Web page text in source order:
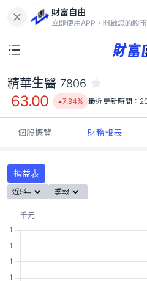
財富自由
立即使用APP，開啟您的股
63.00
精華生醫 7806
63.00 7.94% 最近更新時間：
個股概覽 財務報表
損益表
近5年 季報